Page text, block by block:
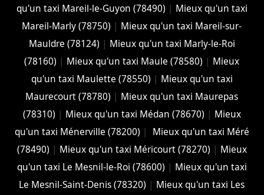
qu'un taxi Mareil-le-Guyon (78490) | Mieux qu'un taxi
Mareil-Marly (78750) | Mieux qu'un taxi Mareil-sur-
Mauldre (78124) | Mieux qu'un taxi Marly-le-Roi
(78160) | Mieux qu'un taxi Maule (78580) | Mieux
qu'un taxi Maulette (78550) | Mieux qu'un taxi
Maurecourt (78780) | Mieux qu'un taxi Maurepas
(78310) | Mieux qu'un taxi Médan (78670) | Mieux
qu'un taxi Ménerville (78200) |
Mieux qu'un taxi Méré
(78490) | Mieux qu'un taxi Méricourt (78270) | Mieux
qu'un taxi Le Mesnil-le-Roi (78600) | Mieux qu'un taxi
Le Mesnil-Saint-Denis (78320) | Mieux qu'un taxi Les